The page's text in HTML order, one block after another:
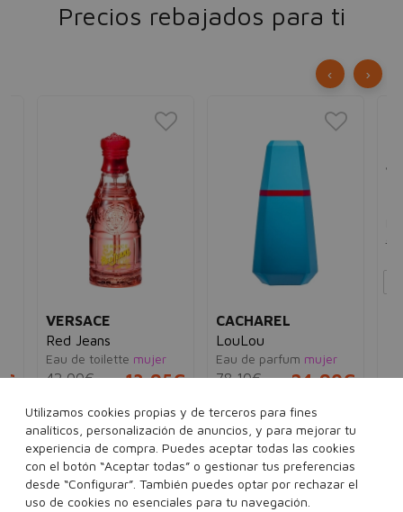
Precios rebajados para ti
VERSACE
Red Jeans
Eau de toilette mujer
42,00€ 13,95€
75 ml
Añadir a la cesta
CACHAREL
LouLou
Eau de parfum mujer
78,10€ 24,90€
30 ml 50 ml
Añadir a la cesta
‹ ›
Utilizamos cookies propias y de terceros para fines
analíticos, personalización de anuncios, y para mejorar tu
experiencia de compra. Puedes aceptar todas las cookies
con el botón “Aceptar todas” o gestionar tus preferencias
desde “Configurar”. También puedes optar por rechazar el
uso de cookies no esenciales para tu navegación.